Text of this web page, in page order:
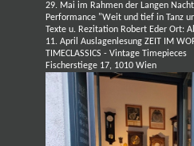
29. Mai im Rahmen der Langen
Performance "Weit und tief in Tanz
Texte u. Rezitation Robert Eder Ort:
11. April Auslagenlesung ZEIT IM
TIMECLASSICS - Vintage Timepieces
Fischerstiege 17, 1010 Wien